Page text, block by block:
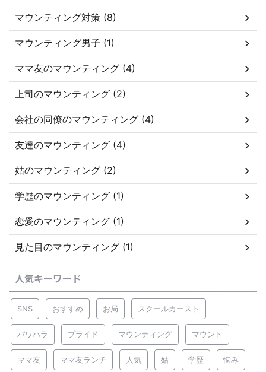
マウンティング対策 (8)
マウンティング男子 (1)
ママ友のマウンティング (4)
上司のマウンティング (2)
会社の同僚のマウンティング (4)
友達のマウンティング (4)
姑のマウンティング (2)
学歴のマウンティング (1)
恋愛のマウンティング (1)
見た目のマウンティング (1)
人気キーワード
SNS おすすめ お局 スクールカースト
パワハラ プライド マウンティング マウント
ママ友 ママ友ランチ 人気 姑 学歴 悩み